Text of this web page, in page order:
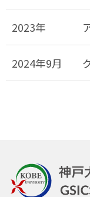
2023年
2024年9月